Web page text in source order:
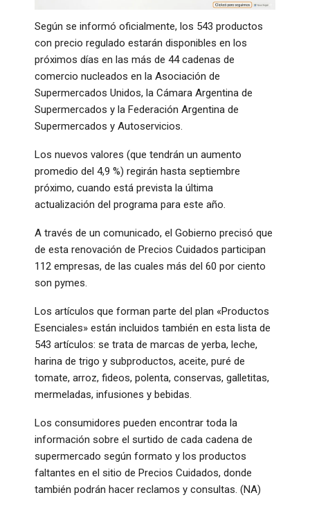
Según se informó oficialmente, los 543 productos
con precio regulado estarán disponibles en los
próximos días en las más de 44 cadenas de
comercio nucleados en la Asociación de
Supermercados Unidos, la Cámara Argentina de
Supermercados y la Federación Argentina de
Supermercados y Autoservicios.
Los nuevos valores (que tendrán un aumento
promedio del 4,9 %) regirán hasta septiembre
próximo, cuando está prevista la última
actualización del programa para este año.
A través de un comunicado, el Gobierno precisó que
de esta renovación de Precios Cuidados participan
112 empresas, de las cuales más del 60 por ciento
son pymes.
Los artículos que forman parte del plan «Productos
Esenciales» están incluidos también en esta lista de
543 artículos: se trata de marcas de yerba, leche,
harina de trigo y subproductos, aceite, puré de
tomate, arroz, fideos, polenta, conservas, galletitas,
mermeladas, infusiones y bebidas.
Los consumidores pueden encontrar toda la
información sobre el surtido de cada cadena de
supermercado según formato y los productos
faltantes en el sitio de Precios Cuidados, donde
también podrán hacer reclamos y consultas. (NA)